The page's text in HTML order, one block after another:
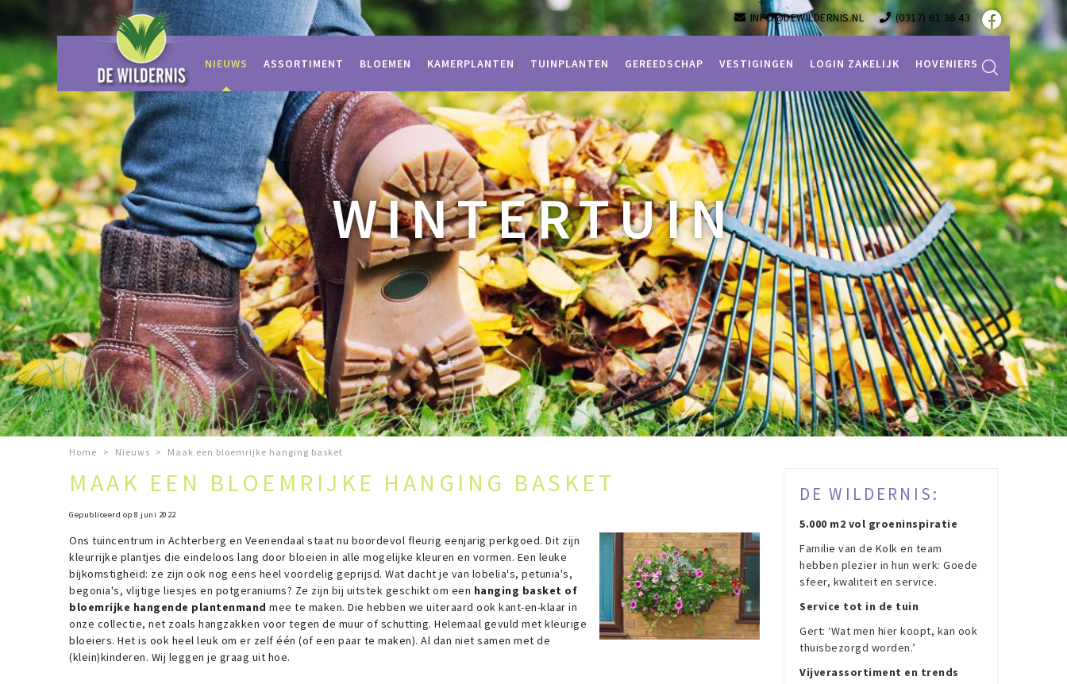
content
WINTERTUIN
Home > Nieuws > Maak een bloemrijke hanging basket
INFO@DEWILDERNIS.NL (0317) 61 36 43
NIEUWS ASSORTIMENT BLOEMEN KAMERPLANTEN TUINPLANTEN GEREEDSCHAP VESTIGINGEN LOGIN ZAKELIJK HOVENIERS
MAAK EEN BLOEMRIJKE HANGING BASKET
Gepubliceerd op 8 juni 2022
Ons tuincentrum in Achterberg en Veenendaal staat nu boordevol fleurig eenjarig perkgoed. Dit zijn
kleurrijke plantjes die eindeloos lang door bloeien in alle mogelijke kleuren en vormen. Een leuke
bijkomstigheid: ze zijn ook nog eens heel voordelig geprijsd. Wat dacht je van lobelia's, petunia's,
begonia's, vlijtige liesjes en potgeraniums? Ze zijn bij uitstek geschikt om een hanging basket of
bloemrijke hangende plantenmand mee te maken. Die hebben we uiteraard ook kant-en-klaar in
onze collectie, net zoals hangzakken voor tegen de muur of schutting. Helemaal gevuld met kleurige
bloeiers. Het is ook heel leuk om er zelf één (of een paar te maken). Al dan niet samen met de
(klein)kinderen. Wij leggen je graag uit hoe.
DE WILDERNIS:
5.000 m2 vol groeninspiratie
Familie van de Kolk en team
hebben plezier in hun werk: Goede
sfeer, kwaliteit en service.
Service tot in de tuin
Gert: ‘Wat men hier koopt, kan ook
thuisbezorgd worden.’
Vijverassortiment en trends